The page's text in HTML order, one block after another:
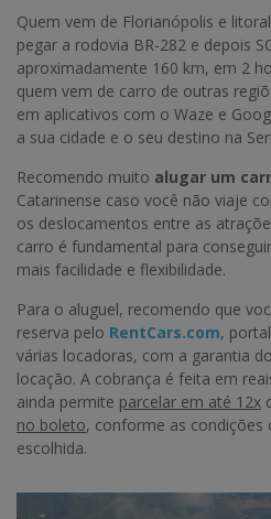
Quem vem de Florianópolis e
pegar a rodovia BR-282 e depois
aproximadamente 160 km, em 2
quem vem de carro de outras
em aplicativos com o Waze e
a sua cidade e o seu destino na
Recomendo muito alugar um
Catarinense caso você não viaje
os deslocamentos entre as
carro é fundamental para
mais facilidade e flexibilidade.
Para o aluguel, recomendo que
reserva pelo RentCars.com,
várias locadoras, com a garantia
locação. A cobrança é feita em
ainda permite parcelar em até 12x
no boleto, conforme as condições
escolhida.